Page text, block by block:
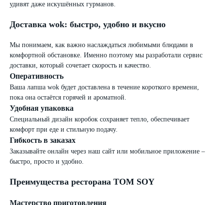
удивят даже искушённых гурманов.
Доставка wok: быстро, удобно и вкусно
Мы понимаем, как важно наслаждаться любимыми блюдами в
комфортной обстановке. Именно поэтому мы разработали сервис
доставки, который сочетает скорость и качество.
Оперативность
Ваша лапша wok будет доставлена в течение короткого времени,
пока она остаётся горячей и ароматной.
Удобная упаковка
Специальный дизайн коробок сохраняет тепло, обеспечивает
комфорт при еде и стильную подачу.
Гибкость в заказах
Заказывайте онлайн через наш сайт или мобильное приложение –
быстро, просто и удобно.
Преимущества ресторана TOM SOY
Мастерство приготовления